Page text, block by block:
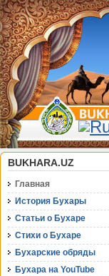
BUKHARA.UZ
Главная
История Бухары
Статьи о Бухаре
Стихи о Бухаре
Бухарские обряды
Бухара на YouTube